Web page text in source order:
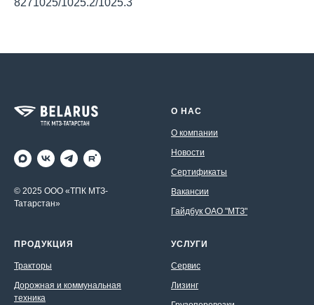
© 2025 ООО «ТПК МТЗ-
Татарстан»
О НАС
О компании
Новости
Сертификаты
Вакансии
Гайдбук ОАО "МТЗ"
ПРОДУКЦИЯ
Тракторы
Дорожная и коммунальная
техника
УСЛУГИ
Сервис
Лизинг